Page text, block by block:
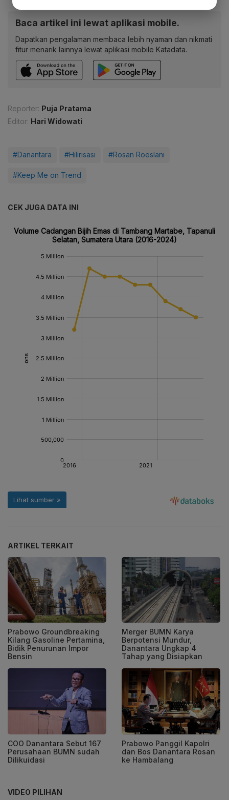
Baca artikel ini lewat aplikasi mobile.
Dapatkan pengalaman membaca lebih nyaman dan nikmati
fitur menarik lainnya lewat aplikasi mobile Katadata.
Reporter: Puja Pratama
Editor: Hari Widowati
#Danantara #Hilirisasi #Rosan Roeslani
#Keep Me on Trend
CEK JUGA DATA INI
ARTIKEL TERKAIT
Prabowo Groundbreaking
Kilang Gasoline Pertamina,
Bidik Penurunan Impor
Bensin
Merger BUMN Karya
Berpotensi Mundur,
Danantara Ungkap 4
Tahap yang Disiapkan
COO Danantara Sebut 167
Perusahaan BUMN sudah
Dilikuidasi
Prabowo Panggil Kapolri
dan Bos Danantara Rosan
ke Hambalang
VIDEO PILIHAN